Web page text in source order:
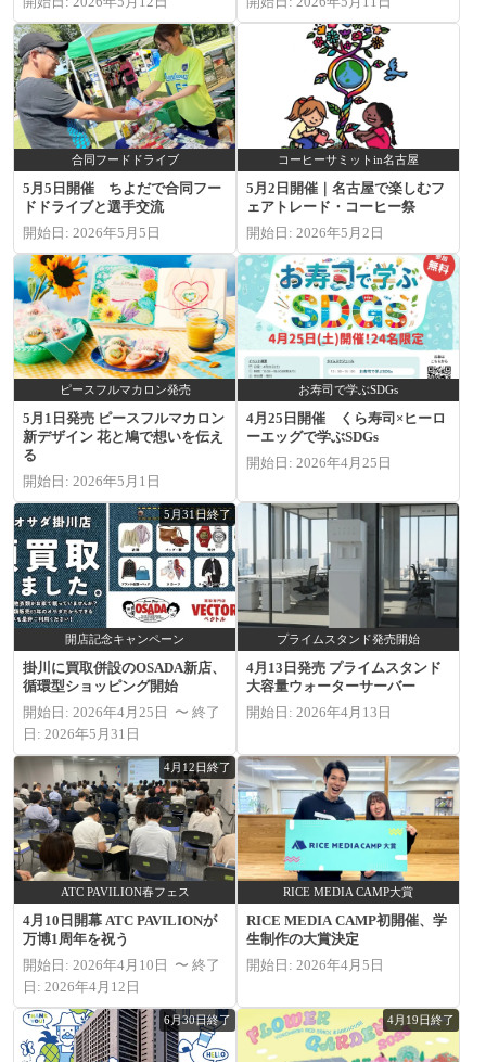
合同フードドライブ
5月5日開催 ちよだで合同フー
ドドライブと選手交流
開始日: 2026年5月5日
コーヒーサミットin名古屋
5月2日開催｜名古屋で楽しむフ
ェアトレード・コーヒー祭
開始日: 2026年5月2日
ピースフルマカロン発売
5月1日発売 ピースフルマカロン
新デザイン 花と鳩で想いを伝え
る
開始日: 2026年5月1日
お寿司で学ぶSDGs
4月25日開催 くら寿司×ヒーロ
ーエッグで学ぶSDGs
開始日: 2026年4月25日
5月31日終了
開店記念キャンペーン
掛川に買取併設のOSADA新店、
循環型ショッピング開始
開始日: 2026年4月25日 〜 終了
日: 2026年5月31日
プライムスタンド発売開始
4月13日発売 プライムスタンド
大容量ウォーターサーバー
開始日: 2026年4月13日
4月12日終了
ATC PAVILION春フェス
4月10日開幕 ATC PAVILIONが
万博1周年を祝う
開始日: 2026年4月10日 〜 終了
日: 2026年4月12日
RICE MEDIA CAMP大賞
RICE MEDIA CAMP初開催、学
生制作の大賞決定
開始日: 2026年4月5日
6月30日終了 4月19日終了